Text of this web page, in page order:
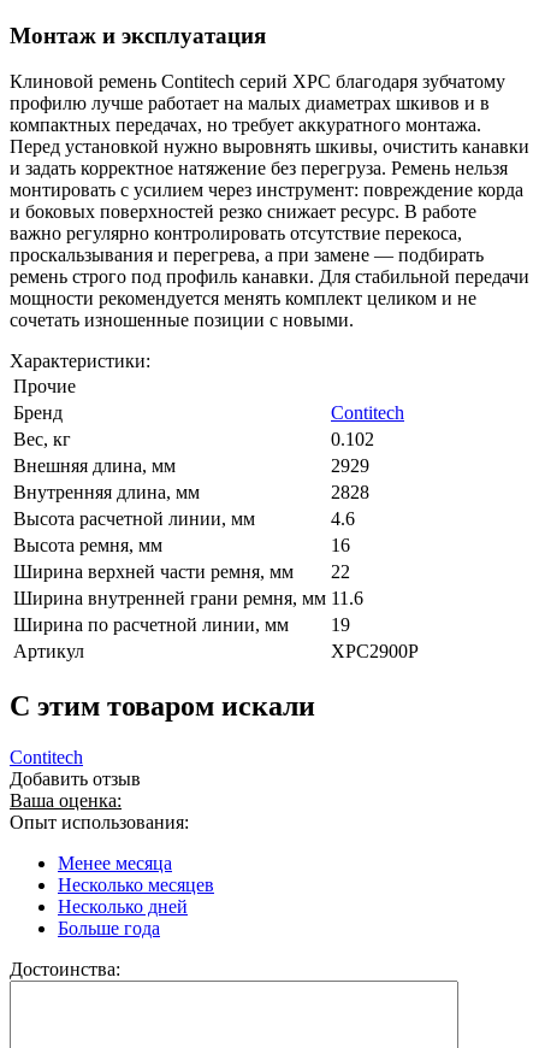
Монтаж и эксплуатация
Клиновой ремень Contitech серий XPC благодаря зубчатому
профилю лучше работает на малых диаметрах шкивов и в
компактных передачах, но требует аккуратного монтажа.
Перед установкой нужно выровнять шкивы, очистить канавки
и задать корректное натяжение без перегруза. Ремень нельзя
монтировать с усилием через инструмент: повреждение корда
и боковых поверхностей резко снижает ресурс. В работе
важно регулярно контролировать отсутствие перекоса,
проскальзывания и перегрева, а при замене — подбирать
ремень строго под профиль канавки. Для стабильной передачи
мощности рекомендуется менять комплект целиком и не
сочетать изношенные позиции с новыми.
Характеристики:
Прочие
Бренд
Contitech
Вес, кг
0.102
Внешняя длина, мм
2929
Внутренняя длина, мм
2828
Высота расчетной линии, мм
4.6
Высота ремня, мм
16
Ширина верхней части ремня, мм
22
Ширина внутренней грани ремня, мм 11.6
Ширина по расчетной линии, мм
19
Артикул
XPC2900P
C этим товаром искали
Contitech
Добавить отзыв
Ваша оценка:
Опыт использования:
Менее месяца
Несколько месяцев
Несколько дней
Больше года
Достоинства: